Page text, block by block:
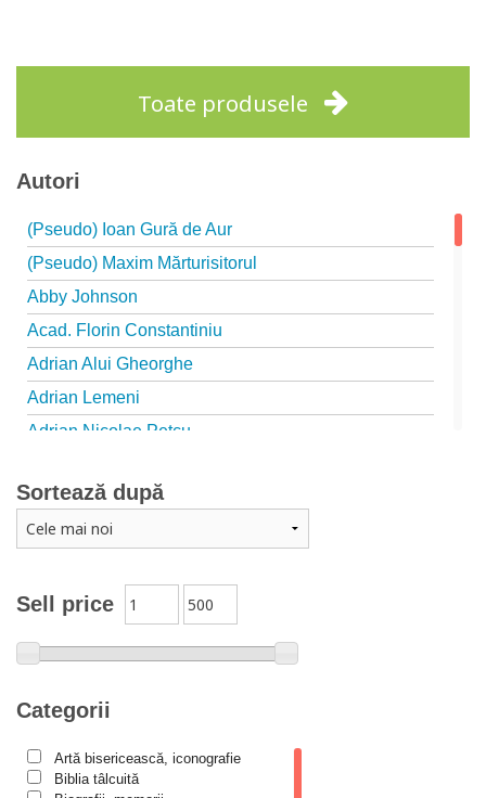
Toate produsele
Autori
(Pseudo) Ioan Gură de Aur
(Pseudo) Maxim Mărturisitorul
Abby Johnson
Acad. Florin Constantiniu
Adrian Alui Gheorghe
Adrian Lemeni
Adrian Nicolae Petcu
Adriana Petrescu
Alexandra Rotariu
Alexandru Creţu
Alexandru Huțanu
Alexandru Lascarov-Moldovanu
Alexandru Rădescu
Sell price
Categorii
Artă bisericească, iconografie
Biblia tâlcuită
Sortează după